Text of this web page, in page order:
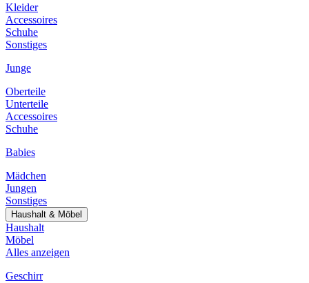
Kleider
Accessoires
Schuhe
Sonstiges
Junge
Oberteile
Unterteile
Accessoires
Schuhe
Babies
Mädchen
Jungen
Sonstiges
Haushalt & Möbel
Haushalt
Möbel
Alles anzeigen
Geschirr